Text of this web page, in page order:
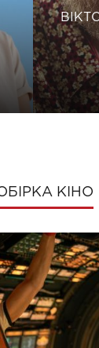
КІНО